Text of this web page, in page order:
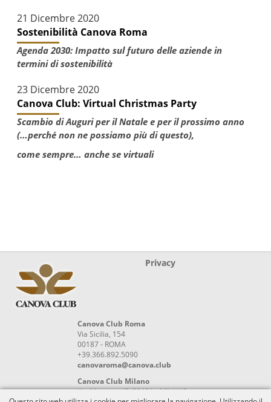
21 Dicembre 2020
Sostenibilità Canova Roma
Agenda 2030: Impatto sul futuro delle aziende in
termini di sostenibilità
23 Dicembre 2020
Canova Club: Virtual Christmas Party
Scambio di Auguri per il Natale e per il prossimo anno
(…perché non ne possiamo più di questo),
come sempre… anche se virtuali
Privacy
Canova Club Roma
Via Sicilia, 154
00187 - ROMA
+39.366.892.5090
canovaroma@canova.club
Canova Club Milano
Via Manzoni 45, 20121 - MILANO